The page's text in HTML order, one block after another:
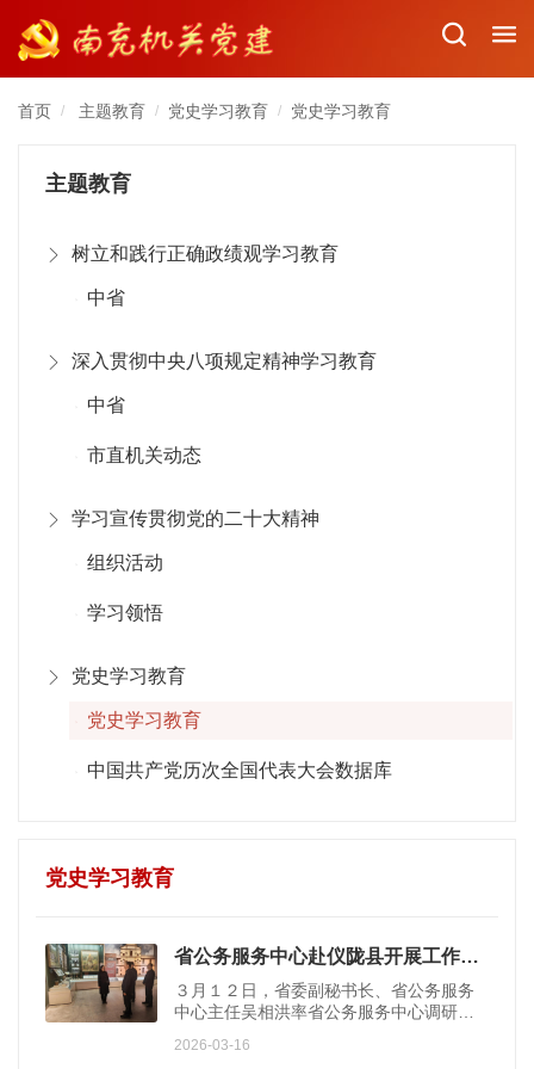
首页 / 主题教育 / 党史学习教育 / 党史学习教育
主题教育
树立和践行正确政绩观学习教育
中省
深入贯彻中央八项规定精神学习教育
中省
市直机关动态
学习宣传贯彻党的二十大精神
组织活动
学习领悟
党史学习教育
党史学习教育
中国共产党历次全国代表大会数据库
党史学习教育
省公务服务中心赴仪陇县开展工作调研
３月１２日，省委副秘书长、省公务服务
中心主任吴相洪率省公务服务中心调研组
故居纪念馆等地开展工作调研。在四川张
2026-03-16